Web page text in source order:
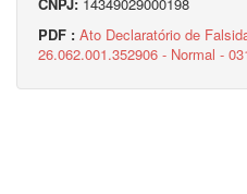
PDF : Ato Declaratório de
26.062.001.352906 - Normal -